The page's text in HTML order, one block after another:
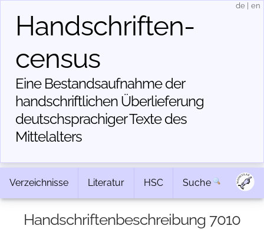
Handschriften­
census
Eine Bestandsaufnahme der
handschriftlichen Über­lieferung
deutschsprachiger Texte des
Mittelalters
de en
Verzeichnisse Literatur HSC Suche
Handschriftenbeschreibung 7010